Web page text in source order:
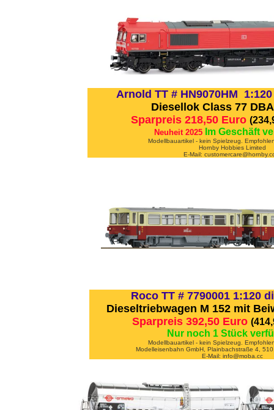
Arnold TT # HN9070HM
Diesellok Class 77
Sparpreis 218,50 Euro
Neuheit 2025 Im Geschäft
Modellbauartikel - kein Spielzeug.
Hornby Hobbies Limited
E-Mail:
Roco TT # 7790001 1:120
Dieseltriebwagen M 152 mit
Sparpreis 392,50 Euro
Nur noch 1 Stück
Modellbauartikel - kein Spielzeug.
Modelleisenbahn GmbH, Plainbachstraße 4,
E-Mail: info@moba.cc